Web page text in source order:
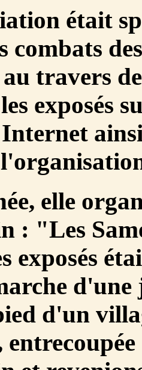
était
combats
travers
exposés
Internet
elle
: "Les
exposés
d'une
d'un